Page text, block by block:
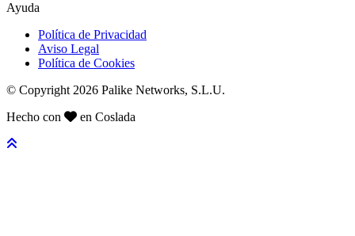
Ayuda
Política de Privacidad
Aviso Legal
Política de Cookies
© Copyright 2026 Palike Networks, S.L.U.
Hecho con
en Coslada